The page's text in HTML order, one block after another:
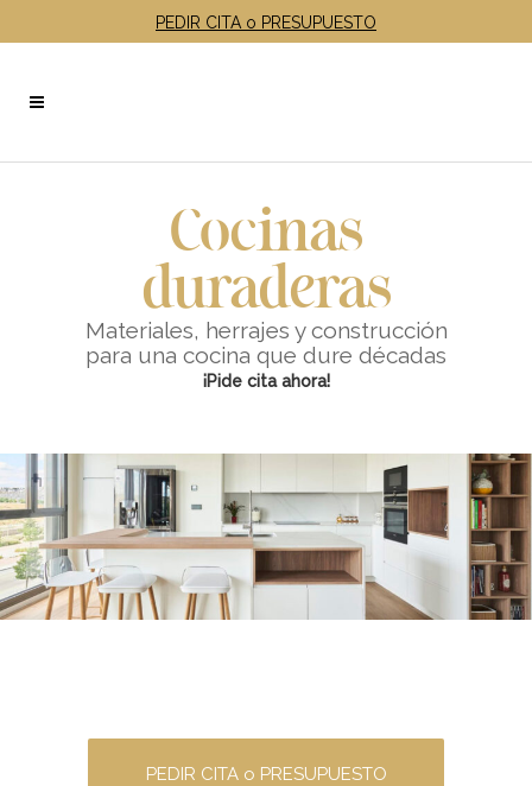
PEDIR CITA o PRESUPUESTO
Cocinas
duraderas
Materiales, herrajes y construcción
para una cocina que dure décadas
¡Pide cita ahora!
PEDIR CITA o PRESUPUESTO